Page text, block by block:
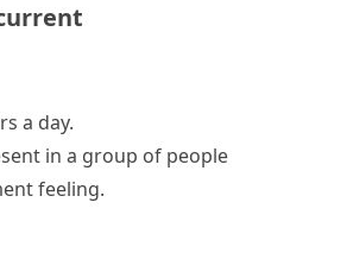
a day.
in a group of people
feeling.